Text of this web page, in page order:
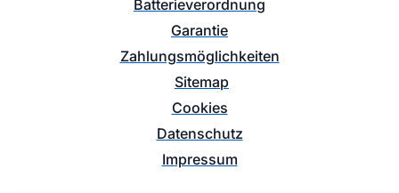
Batterieverordnung
Garantie
Zahlungsmöglichkeiten
Sitemap
Cookies
Datenschutz
Impressum